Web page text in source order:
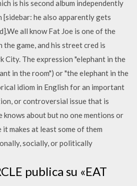
is his second album independently
he also apparently gets
all know Fat Joe is one of the
game, and his street cred is
City. The expression "elephant in the
in the room") or "the elephant in the
idiom in English for an important
or controversial issue that is
about but no one mentions or
it makes at least some of them
socially, or politically
publica su «EAT